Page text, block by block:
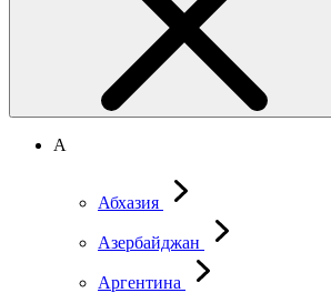
А
Абхазия
Азербайджан
Аргентина